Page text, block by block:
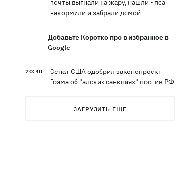
почты выгнали на жару, нашли - пса
накормили и забрали домой
Добавьте Коротко про в избранное в
Google
20:40
Сенат США одобрил законопроект
Грэма об "адских санкциях" против РФ
Зеленский впервые прибыл в Сербию
ЗАГРУЗИТЬ ЕЩЕ